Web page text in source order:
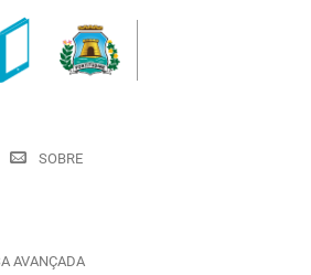
SOBRE
AVANÇADA